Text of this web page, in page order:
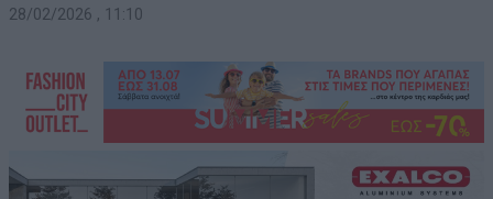
28/02/2026 , 11:10